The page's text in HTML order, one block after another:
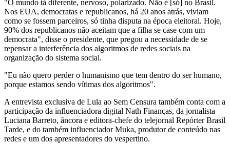
"O mundo tá diferente, nervoso, polarizado. Não é [só] no Brasil.
Nos EUA, democratas e republicanos, há 20 anos atrás, viviam
como se fossem parceiros, só tinha disputa na época eleitoral. Hoje,
90% dos republicanos não aceitam que a filha se case com um
democrata", disse o presidente, que pregou a necessidade de se
repensar a interferência dos algoritmos de redes sociais na
organização do sistema social.
"Eu não quero perder o humanismo que tem dentro do ser humano,
porque estamos sendo vítimas dos algoritmos".
A entrevista exclusiva de Lula ao Sem Censura também conta com a
participação da influenciadora digital Nath Finanças, da jornalista
Luciana Barreto, âncora e editora-chefe do telejornal Repórter Brasil
Tarde, e do também influenciador Muka, produtor de conteúdo nas
redes e um dos apresentadores do vespertino.